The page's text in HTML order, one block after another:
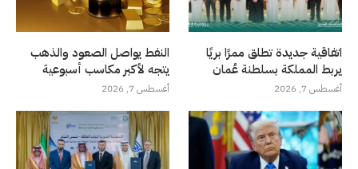
اتفاقية جديدة تطلق ممرًا بريًا
يربط المملكة بسلطنة عُمان
أغسطس 7, 2026
النفط يواصل الصعود والذهب
يتجه لأكبر مكاسب أسبوعية
أغسطس 7, 2026